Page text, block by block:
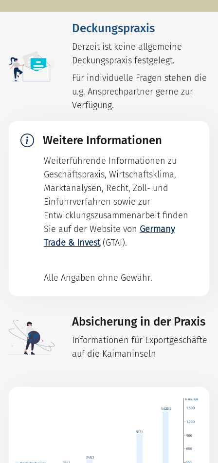
Deckungspraxis
Derzeit ist keine allgemeine
Deckungspraxis festgelegt.
Für individuelle Fragen stehen die
u.g. Ansprechpartner gerne zur
Verfügung.
Weitere Informationen
Weiterführende Informationen zu
Geschäftspraxis, Wirtschaftsklima,
Marktanalysen, Recht, Zoll- und
Einfuhrverfahren sowie zur
Entwicklungszusammenarbeit finden
Sie auf der Website von Germany
Trade & Invest(GTAI).
Alle Angaben ohne Gewähr.
Absicherung in der Praxis
Informationen für Exportgeschäfte
auf die Kaimaninseln